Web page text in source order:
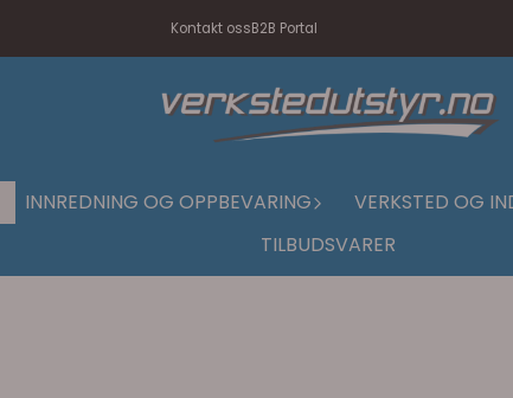
Kontakt ossB2B Portal
INNREDNING OG OPPBEVARING VERKSTED OG
TILBUDSVARER